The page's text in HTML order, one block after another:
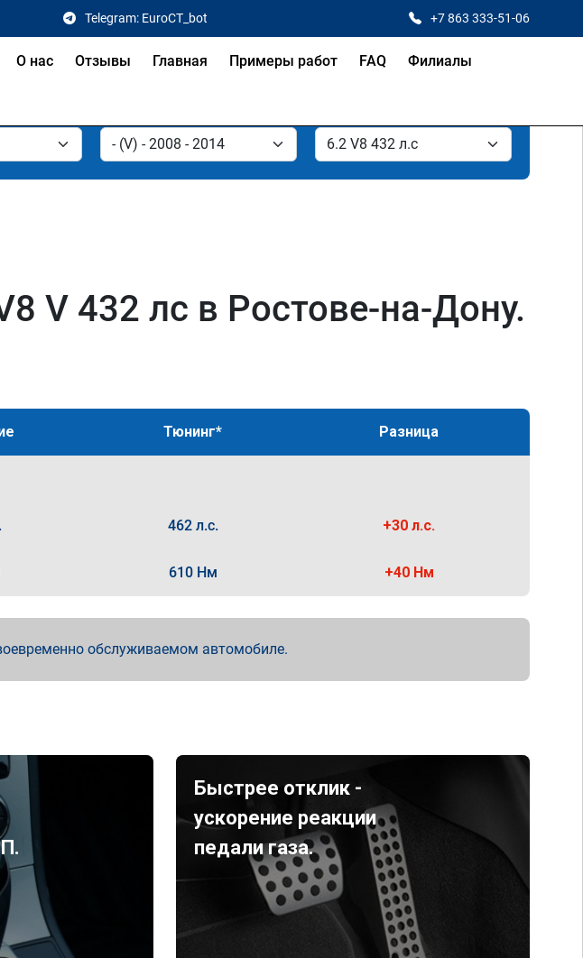
Telegram: EuroCT_bot +7 863 333-51-06
О нас Отзывы Главная Примеры работ FAQ Филиалы
V 432 лс в Ростове-на-Дону.
Тюнинг* Разница
462 л.с. +30 л.с.
610 Нм +40 Нм
обслуживаемом автомобиле.
Быстрее отклик -
ускорение реакции
педали газа.